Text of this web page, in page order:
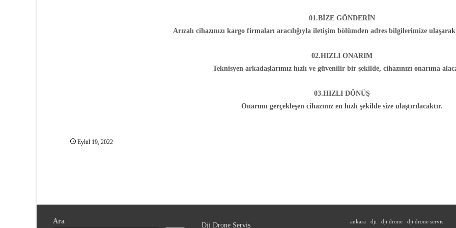
01.BİZE GÖNDERİN
Arızalı cihazınızı kargo firmaları aracılığıyla iletişim bölümden adres bilgilerimize
02.HIZLI ONARIM
Teknisyen arkadaşlarımız hızlı ve güvenilir bir şekilde, cihazınızı onarıma
03.HIZLI DÖNÜŞ
Onarımı gerçekleşen cihazınız en hızlı şekilde size ulaştırılacaktır.
Eylül 19, 2022
Ara
Dji Drone Servis ankara dji dji drone dji drone servis